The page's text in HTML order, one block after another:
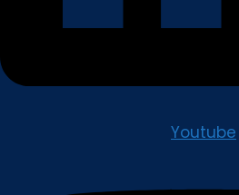
Youtube